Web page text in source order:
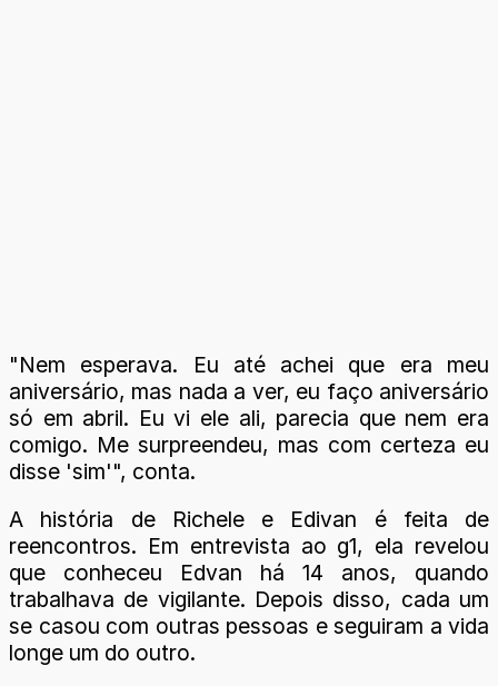
"Nem esperava. Eu até achei que era meu
aniversário, mas nada a ver, eu faço aniversário
só em abril. Eu vi ele ali, parecia que nem era
comigo. Me surpreendeu, mas com certeza eu
disse 'sim'", conta.
A história de Richele e Edivan é feita de
reencontros. Em entrevista ao g1, ela revelou
que conheceu Edvan há 14 anos, quando
trabalhava de vigilante. Depois disso, cada um
se casou com outras pessoas e seguiram a vida
longe um do outro.